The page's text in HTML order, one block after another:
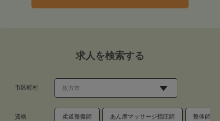
求人を検索する
市区町村
資格 柔道整復師 あん摩マッサージ指圧師 整体師・